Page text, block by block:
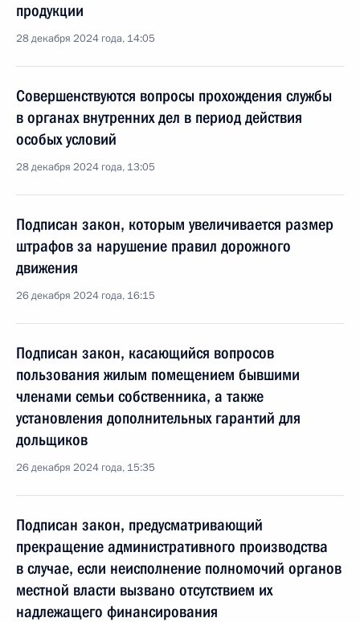
продукции
28 декабря 2024 года, 14:05
Совершенствуются вопросы прохождения службы
в органах внутренних дел в период действия
особых условий
28 декабря 2024 года, 13:05
Подписан закон, которым увеличивается размер
штрафов за нарушение правил дорожного
движения
26 декабря 2024 года, 16:15
Подписан закон, касающийся вопросов
пользования жилым помещением бывшими
членами семьи собственника, а также
установления дополнительных гарантий для
дольщиков
26 декабря 2024 года, 15:35
Подписан закон, предусматривающий
прекращение административного производства
в случае, если неисполнение полномочий органов
местной власти вызвано отсутствием их
надлежащего финансирования